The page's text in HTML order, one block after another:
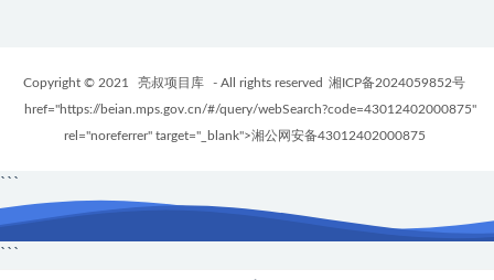
Copyright © 2021 亮叔项目库 - All rights reserved 湘ICP备2024059852号
href="https://beian.mps.gov.cn/#/query/webSearch?code=43012402000875"
rel="noreferrer" target="_blank">湘公网安备43012402000875
```
```